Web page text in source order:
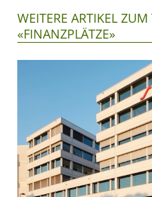
WEITERE ARTIKEL
«FINANZPLÄTZE»